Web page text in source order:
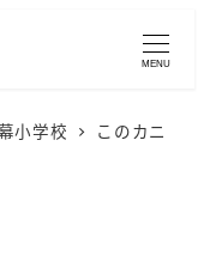
MENU
小学校
このカニ